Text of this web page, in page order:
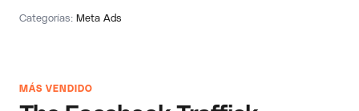
MÁS VENDIDO
Categorías:Meta Ads